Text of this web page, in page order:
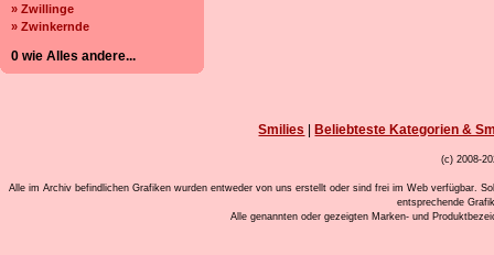
» Zwillinge
» Zwinkernde
0 wie Alles andere...
Smilies Beliebteste Kategorien &
(c) 2008-
Alle im Archiv befindlichen Grafiken wurden entweder von uns erstellt oder sind frei im Web verfügbar.
entsprechende
Alle genannten oder gezeigten Marken- und